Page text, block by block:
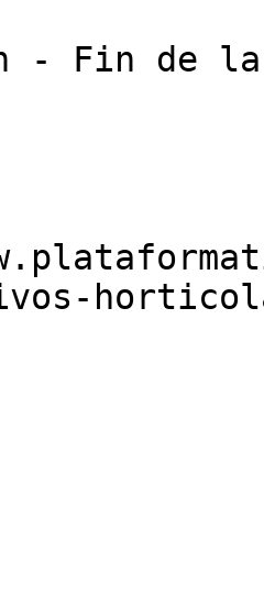
- Fin de la